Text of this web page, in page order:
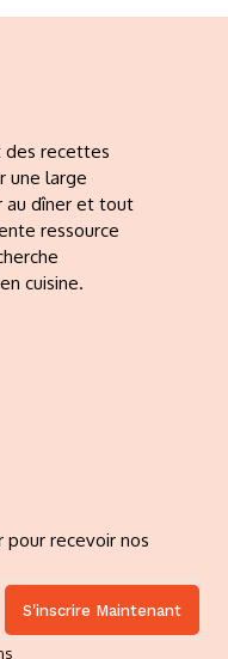
des recettes
une large
au dîner et tout
ressource
cuisine.
recevoir nos